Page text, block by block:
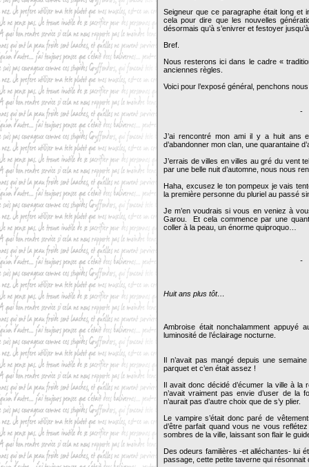
Seigneur que ce paragraphe était long et
cela pour dire que les nouvelles
désormais qu’à s’enivrer et festoyer
Bref.
Nous resterons ici dans le cadre «
anciennes règles.
Voici pour l’exposé général, penchons
-
J’ai rencontré mon ami il y a huit ans
d’abandonner mon clan, une quarantaine
J’errais de villes en villes au gré du vent
par une belle nuit d’automne, nous nous
Haha, excusez le ton pompeux je vais
la première personne du pluriel au passé
Je m’en voudrais si vous en veniez à
Garou. Et cela commence par une
coller à la peau, un énorme quiproquo…
-
Huit ans plus tôt…
Ambroise était nonchalamment appuyé
luminosité de l’éclairage nocturne.
Il n’avait pas mangé depuis une
parquet et c’en était assez !
Il avait donc décidé d’écumer la ville à la
n’avait vraiment pas envie d’user de
n’aurait pas d’autre choix que de s’y plier.
Le vampire s’était donc paré de
d’être parfait quand vous ne vous
sombres de la ville, laissant son flair le
Des odeurs familières -et alléchantes- lui
passage, cette petite taverne qui